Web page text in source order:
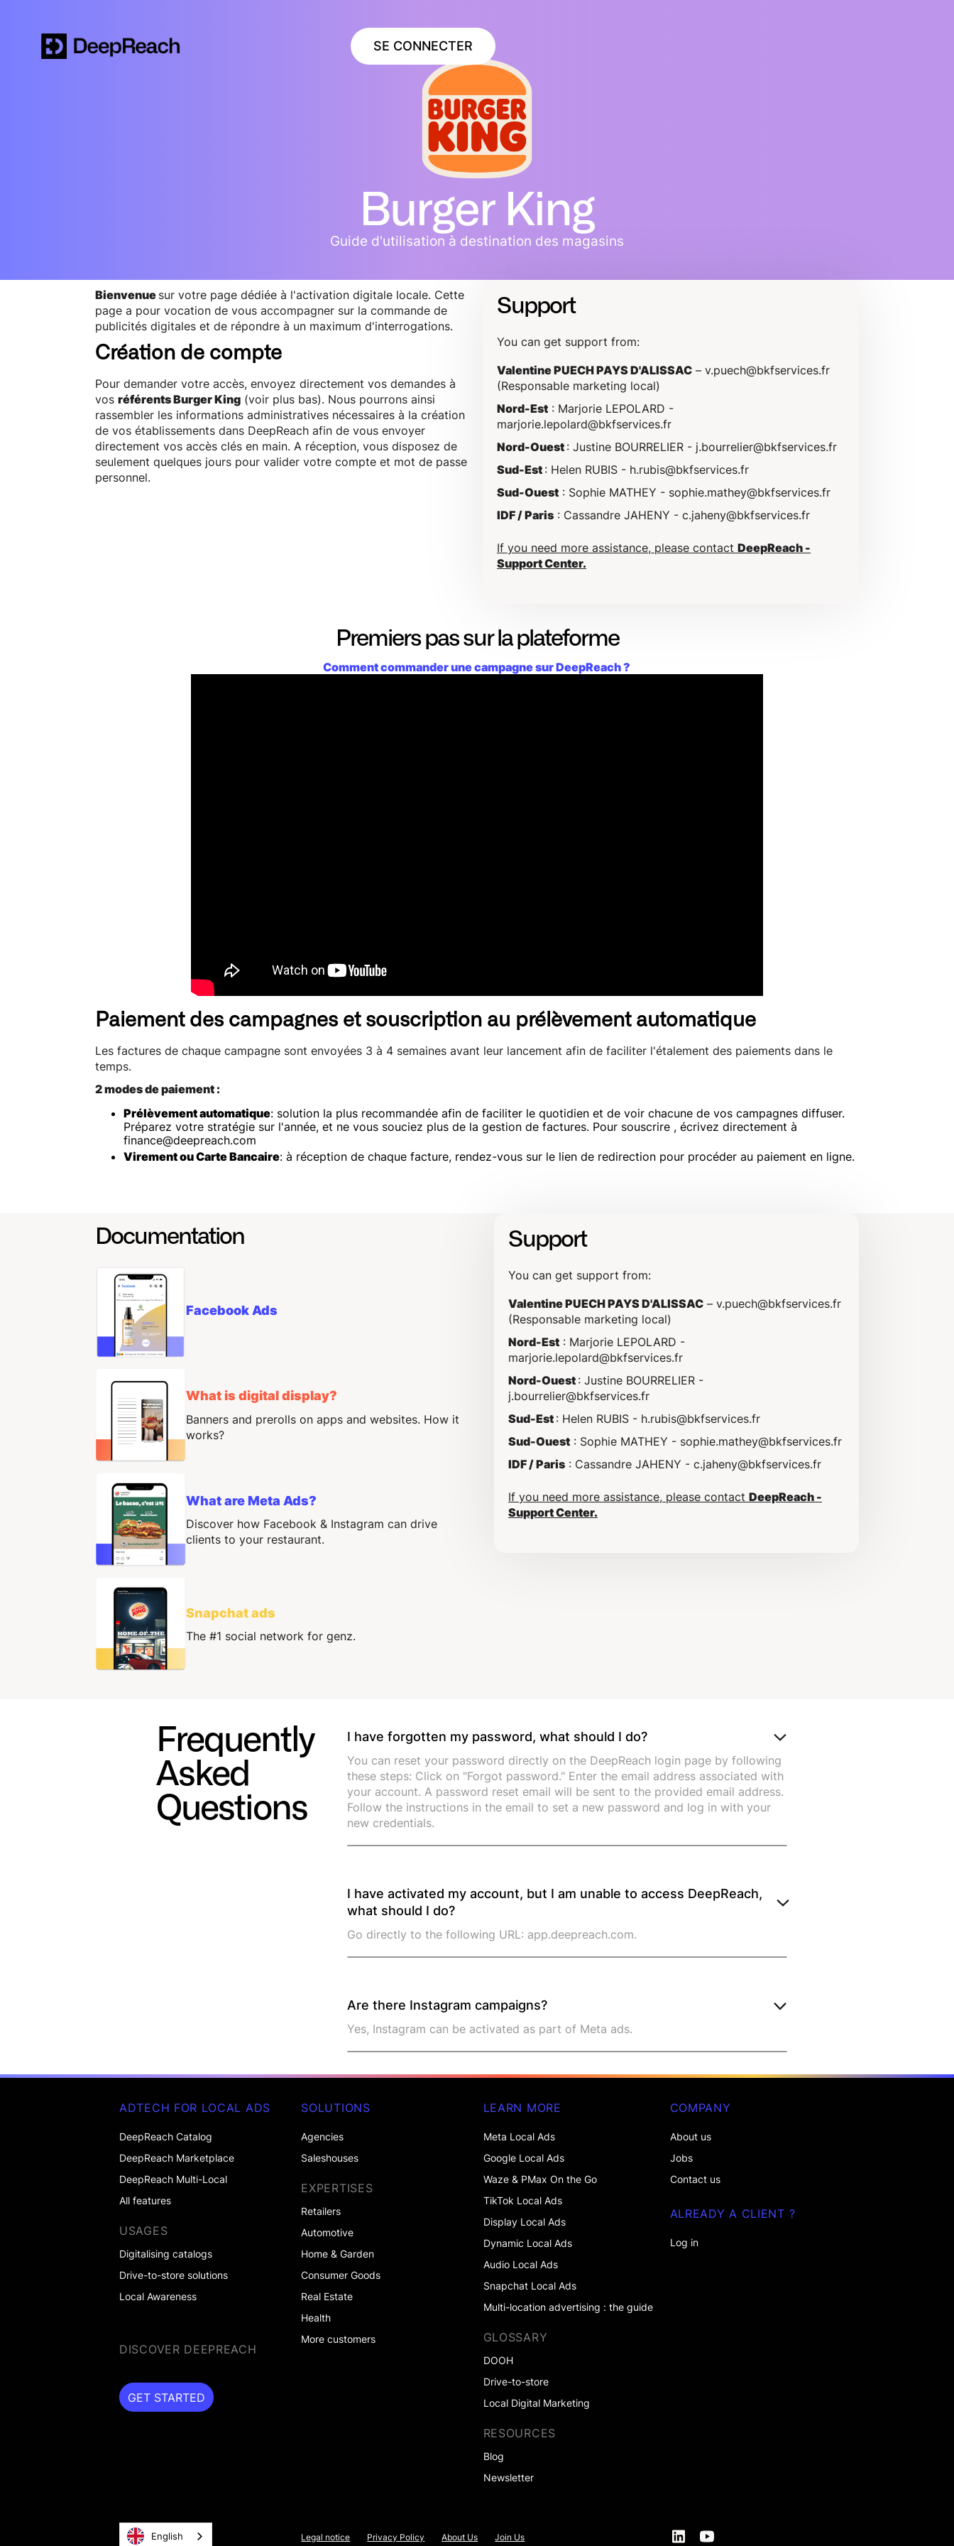
SE CONNECTER
Burger King
Guide d'utilisation à destination des magasins
Bienvenue sur votre page dédiée à l'activation digitale locale. Cette
page a pour vocation de vous accompagner sur la commande de
publicités digitales et de répondre à un maximum d'interrogations.
Création de compte
Pour demander votre accès, envoyez directement vos demandes à
vosréférents Burger King (voir plus bas). Nous pourrons ainsi
rassembler les informations administratives nécessaires à la création
de vos établissements dans DeepReach afin de vous envoyer
directement vos accès clés en main. A réception, vous disposez de
seulement quelques jours pour valider votre compte et mot de passe
personnel.
Support
You can get support from:
Valentine PUECH PAYS D'ALISSAC – v.puech@bkfservices.fr
(Responsable marketing local)
Nord-Est : Marjorie LEPOLARD -
marjorie.lepolard@bkfservices.fr
Nord-Ouest : Justine BOURRELIER - j.bourrelier@bkfservices.fr
Sud-Est : Helen RUBIS - h.rubis@bkfservices.fr
Sud-Ouest : Sophie MATHEY - sophie.mathey@bkfservices.fr
IDF / Paris : Cassandre JAHENY - c.jaheny@bkfservices.fr
If you need more assistance, please contact DeepReach -
Support Center.
Premiers pas sur la plateforme
Comment commander une campagne sur DeepReach ?
Paiement des campagnes et souscription au prélèvement automatique
Les factures de chaque campagne sont envoyées 3 à 4 semaines avant leur lancement afin de faciliter l'étalement des paiements dans le
temps.
2 modes de paiement :
Prélèvement automatique: solution la plus recommandée afin de faciliter le quotidien et de voir chacune de vos campagnes diffuser.
Préparez votre stratégie sur l'année, et ne vous souciez plus de la gestion de factures. Pour souscrire , écrivez directement à
finance@deepreach.com‍
Virement ou Carte Bancaire: à réception de chaque facture, rendez-vous sur le lien de redirection pour procéder au paiement en ligne.
Documentation
Facebook Ads
What is digital display?
Banners and prerolls on apps and websites. How it
works?
What are Meta Ads?
Discover how Facebook & Instagram can drive
clients to your restaurant.
Snapchat ads
The #1 social network for genz.
Support
You can get support from:
Valentine PUECH PAYS D'ALISSAC – v.puech@bkfservices.fr
(Responsable marketing local)
Nord-Est : Marjorie LEPOLARD -
marjorie.lepolard@bkfservices.fr
Nord-Ouest : Justine BOURRELIER -
j.bourrelier@bkfservices.fr
Sud-Est : Helen RUBIS - h.rubis@bkfservices.fr
Sud-Ouest : Sophie MATHEY - sophie.mathey@bkfservices.fr
IDF / Paris : Cassandre JAHENY - c.jaheny@bkfservices.fr
If you need more assistance, please contact DeepReach -
Support Center.
Frequently
Asked
Questions
I have forgotten my password, what should I do?
You can reset your password directly on the DeepReach login page by following
these steps: Click on "Forgot password." Enter the email address associated with
your account. A password reset email will be sent to the provided email address.
Follow the instructions in the email to set a new password and log in with your
new credentials.
I have activated my account, but I am unable to access DeepReach,
what should I do?
Go directly to the following URL: app.deepreach.com.
Are there Instagram campaigns?
Yes, Instagram can be activated as part of Meta ads.
ADTECH FOR LOCAL ADS
DeepReach Catalog
DeepReach Marketplace
DeepReach Multi-Local
All features
USAGES
Digitalising catalogs
Drive-to-store solutions
Local Awareness
DISCOVER DEEPREACH
GET STARTED
GET STARTED
SOLUTIONS
Agencies
Saleshouses
EXPERTISES
Retailers
Automotive
Home & Garden
Consumer Goods
Real Estate
Health
More customers
LEARN MORE
Meta Local Ads
Google Local Ads
Waze & PMax On the Go
TikTok Local Ads
Display Local Ads
Dynamic Local Ads
Audio Local Ads
Snapchat Local Ads
Multi-location advertising : the guide
GLOSSARY
DOOH
Drive-to-store
Local Digital Marketing
RESOURCES
Blog
Newsletter
COMPANY
About us
Jobs
Contact us
ALREADY A CLIENT ?
Log in
English Legal notice Privacy Policy About Us Join Us